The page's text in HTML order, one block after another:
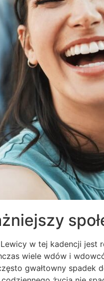
w tej kadencji
wiele wdów i
gwałtowny